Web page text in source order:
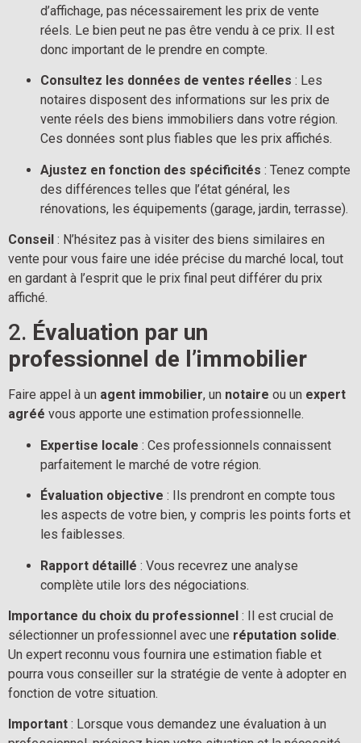
d’affichage, pas nécessairement les prix de vente
réels. Le bien peut ne pas être vendu à ce prix. Il est
donc important de le prendre en compte.
Consultez les données de ventes réelles : Les
notaires disposent des informations sur les prix de
vente réels des biens immobiliers dans votre région.
Ces données sont plus fiables que les prix affichés.
Ajustez en fonction des spécificités : Tenez compte
des différences telles que l’état général, les
rénovations, les équipements (garage, jardin, terrasse).
Conseil : N’hésitez pas à visiter des biens similaires en
vente pour vous faire une idée précise du marché local, tout
en gardant à l’esprit que le prix final peut différer du prix
affiché.
2. Évaluation par un
professionnel de l’immobilier
Faire appel à un agent immobilier, un notaire ou un expert
agréé vous apporte une estimation professionnelle.
Expertise locale : Ces professionnels connaissent
parfaitement le marché de votre région.
Évaluation objective : Ils prendront en compte tous
les aspects de votre bien, y compris les points forts et
les faiblesses.
Rapport détaillé : Vous recevrez une analyse
complète utile lors des négociations.
Importance du choix du professionnel : Il est crucial de
sélectionner un professionnel avec une réputation solide.
Un expert reconnu vous fournira une estimation fiable et
pourra vous conseiller sur la stratégie de vente à adopter en
fonction de votre situation.
Important : Lorsque vous demandez une évaluation à un